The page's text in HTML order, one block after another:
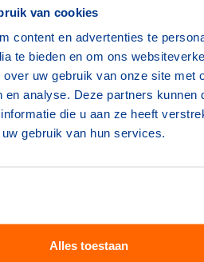
van cookies
content en advertenties te
te bieden en om ons
uw gebruik van onze site met
en analyse. Deze partners kunnen
die u aan ze heeft
gebruik van hun services.
Alles toestaan